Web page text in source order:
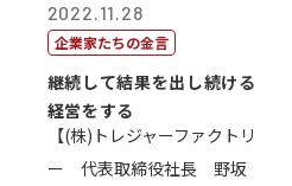
2022.11.28
企業家たちの金言
継続して結果を出し続ける
経営をする
【(株)トレジャーファクトリ
ー 代表取締役社長 野坂